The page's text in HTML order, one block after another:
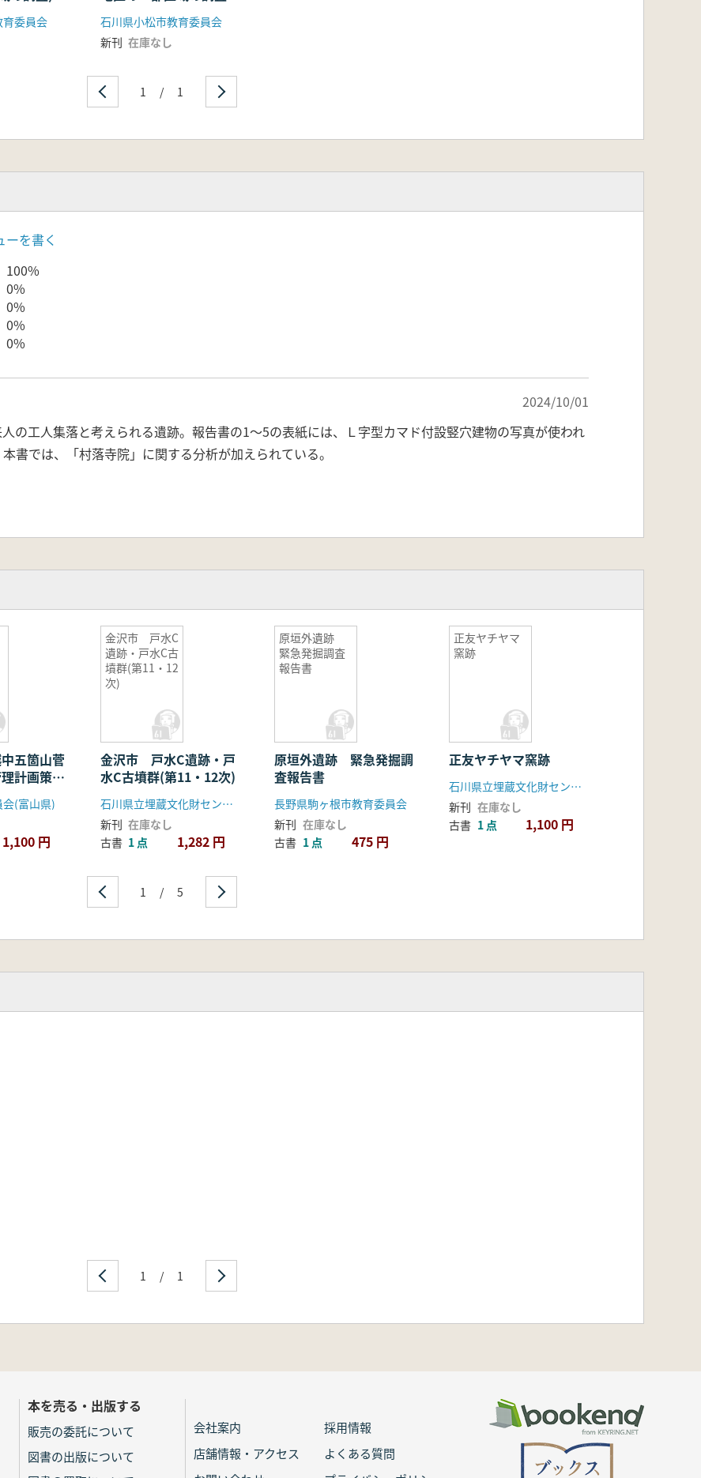
委員会
石川県小松市教育委員会
新刊 在庫なし
1 / 1
ーを書く
100%
0%
0%
0%
0%
2024/10/01
の工人集落と考えられる遺跡。報告書の1～5の表紙には、Ｌ字型カマド付設竪穴建物の写真が使われ
書では、「村落寺院」に関する分析が加えられている。
五箇山菅
計画策定
会(富山県)
1,100 円
金沢市 戸水C
遺跡・戸水C古
墳群(第11・12
次)
金沢市 戸水C遺跡・戸
水C古墳群(第11・12次)
石川県立埋蔵文化財センター
新刊 在庫なし
古書 1 点 1,282 円
原垣外遺跡
緊急発掘調査
報告書
原垣外遺跡 緊急発掘調
査報告書
長野県駒ヶ根市教育委員会
新刊 在庫なし
古書 1 点 475 円
正友ヤチヤマ
窯跡
正友ヤチヤマ窯跡
石川県立埋蔵文化財センター
新刊 在庫なし
古書 1 点 1,100 円
1 / 5
1 / 1
本を売る・出版する
販売の委託について
図書の出版について
会社案内
採用情報
店舗情報・アクセス
よくある質問